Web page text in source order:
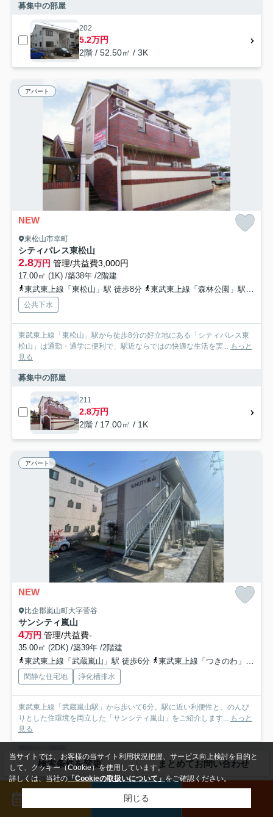
募集中の部屋
202
5.2万円
2階 / 52.50㎡ / 3K
アパート
NEW
東松山市幸町
シティパレス東松山
2.8万円 管理/共益費3,000円
17.00㎡ (1K) /築38年 /2階建
東武東上線「東松山」駅 徒歩8分
東武東上線「森林公園」駅 徒歩37分
公共下水
東武東上線「東松山」駅から徒歩8分の好立地にある「シティパレス東
松山」は通勤・通学に便利で、駅近ならではの快適な生活を実...
もっと
見る
募集中の部屋
211
2.8万円
2階 / 17.00㎡ / 1K
アパート
NEW
比企郡嵐山町大字菅谷
サンシティ嵐山
4万円 管理/共益費-
35.00㎡ (2DK) /築39年 /2階建
東武東上線「武蔵嵐山」駅 徒歩6分
東武東上線「つきのわ」駅 徒歩30分
閑静な住宅地 浄化槽排水
東武東上線「武蔵嵐山駅」から歩いて6分。駅に近い利便性と、のんび
りとした住環境を両立した「サンシティ嵐山」をご紹介します...
もっと
見る
101
4万円
1階 / 35.00㎡ / 2DK
検索条件を変更 まとめてお問い合わせ
メール
当サイトでは、お客様の当サイト利用状況把握、サービス向上検討を目的と
して、クッキー（Cookie）を使用しています。
詳しくは、当社の「Cookieの取扱いについて」をご確認ください。
閉じる